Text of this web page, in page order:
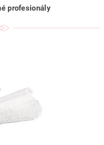
profesionály